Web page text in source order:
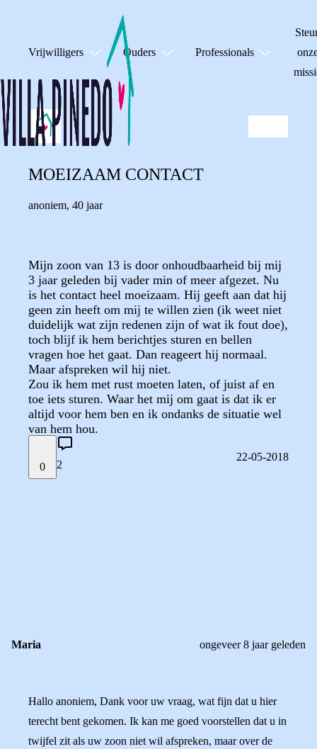
Vrijwilligers Ouders Professionals
MOEIZAAM CONTACT
anoniem, 40 jaar
Mijn zoon van 13 is door onhoudbaarheid bij mij
3 jaar geleden bij vader min of meer afgezet. Nu
is het contact heel moeizaam. Hij geeft aan dat hij
geen zin heeft om mij te willen zien (ik weet niet
duidelijk wat zijn redenen zijn of wat ik fout doe),
toch blijf ik hem berichtjes sturen en bellen
vragen hoe het gaat. Dan reageert hij normaal.
Maar afspreken wil hij niet.
Zou ik hem met rust moeten laten, of juist af en
toe iets sturen. Waar het mij om gaat is dat ik er
altijd voor hem ben en ik ondanks de situatie wel
van hem hou.
0 2
22-05-2018
Maria ongeveer 8 jaar geleden
Hallo anoniem, Dank voor uw vraag, wat fijn dat u hier
terecht bent gekomen. Ik kan me goed voorstellen dat u in
twijfel zit als uw zoon niet wil afspreken, maar over de